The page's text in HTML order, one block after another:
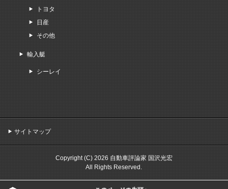
トヨタ
日産
その他
輸入艇
シーレイ
サイトマップ
Copyright (C) 2026 自動車評論家 国沢光宏
All Rights Reserved.